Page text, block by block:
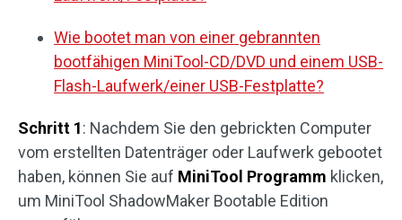
Wie bootet man von einer gebrannten
bootfähigen MiniTool-CD/DVD und einem USB-
Flash-Laufwerk/einer USB-Festplatte?
Schritt 1: Nachdem Sie den gebrickten Computer
vom erstellten Datenträger oder Laufwerk gebootet
haben, können Sie auf MiniTool Programm klicken,
um MiniTool ShadowMaker Bootable Edition